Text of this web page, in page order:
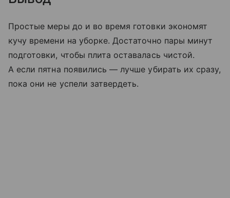
Простые меры до и во время готовки экономят
кучу времени на уборке. Достаточно пары минут
подготовки, чтобы плита оставалась чистой.
А если пятна появились — лучше убирать их сразу,
пока они не успели затвердеть.